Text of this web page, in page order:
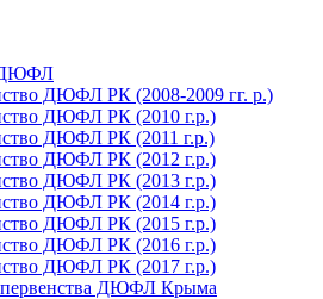
ДЮФЛ
ДЮФЛ РК (2008-2009 гг. р.)
ДЮФЛ РК (2010 г.р.)
ДЮФЛ РК (2011 г.р.)
ДЮФЛ РК (2012 г.р.)
ДЮФЛ РК (2013 г.р.)
ДЮФЛ РК (2014 г.р.)
ДЮФЛ РК (2015 г.р.)
ДЮФЛ РК (2016 г.р.)
ДЮФЛ РК (2017 г.р.)
ДЮФЛ Крыма